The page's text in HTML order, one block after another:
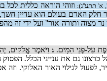
א' תתע''ג): וזוהי הוראה כללית לכל
האדם בעולם הוא עדיין חשך,
מצוה ותורה אור'' ועל ידי זה
עַל-פְּנֵי הַמָּיִם. גוַיֹּאמֶר אֱלֹקִים,
גם את ענייני הכלל. הפסוק
לגילוי האור האלוקי. וזה